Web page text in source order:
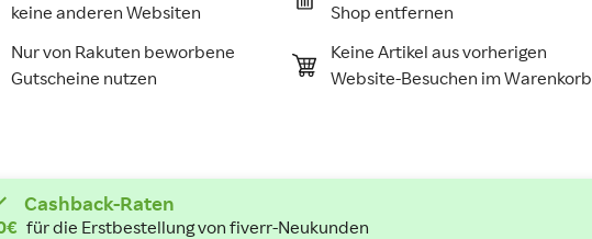
keine anderen Websiten
Shop entfernen
Nur von Rakuten beworbene
Gutscheine nutzen
Keine Artikel aus vorherigen
Website-Besuchen im Warenkorb
Cashback-Raten
für die Erstbestellung von fiverr-Neukunden